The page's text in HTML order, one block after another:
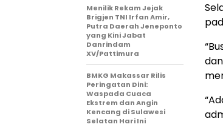
Menilik Rekam Jejak
Brigjen TNI Irfan Amir,
Putra Daerah Jeneponto
yang Kini Jabat
Danrindam
XV/Pattimura
BMKG Makassar Rilis
Peringatan Dini:
Waspada Cuaca
Ekstrem dan Angin
Kencang di Sulawesi
Selatan Hari Ini